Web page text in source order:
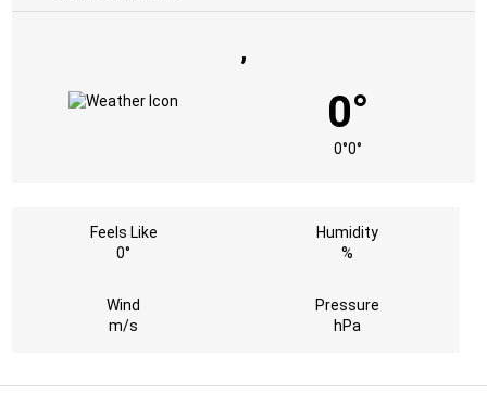
,
0°
0°0°
Feels Like
0°
Humidity
%
Wind
m/s
Pressure
hPa